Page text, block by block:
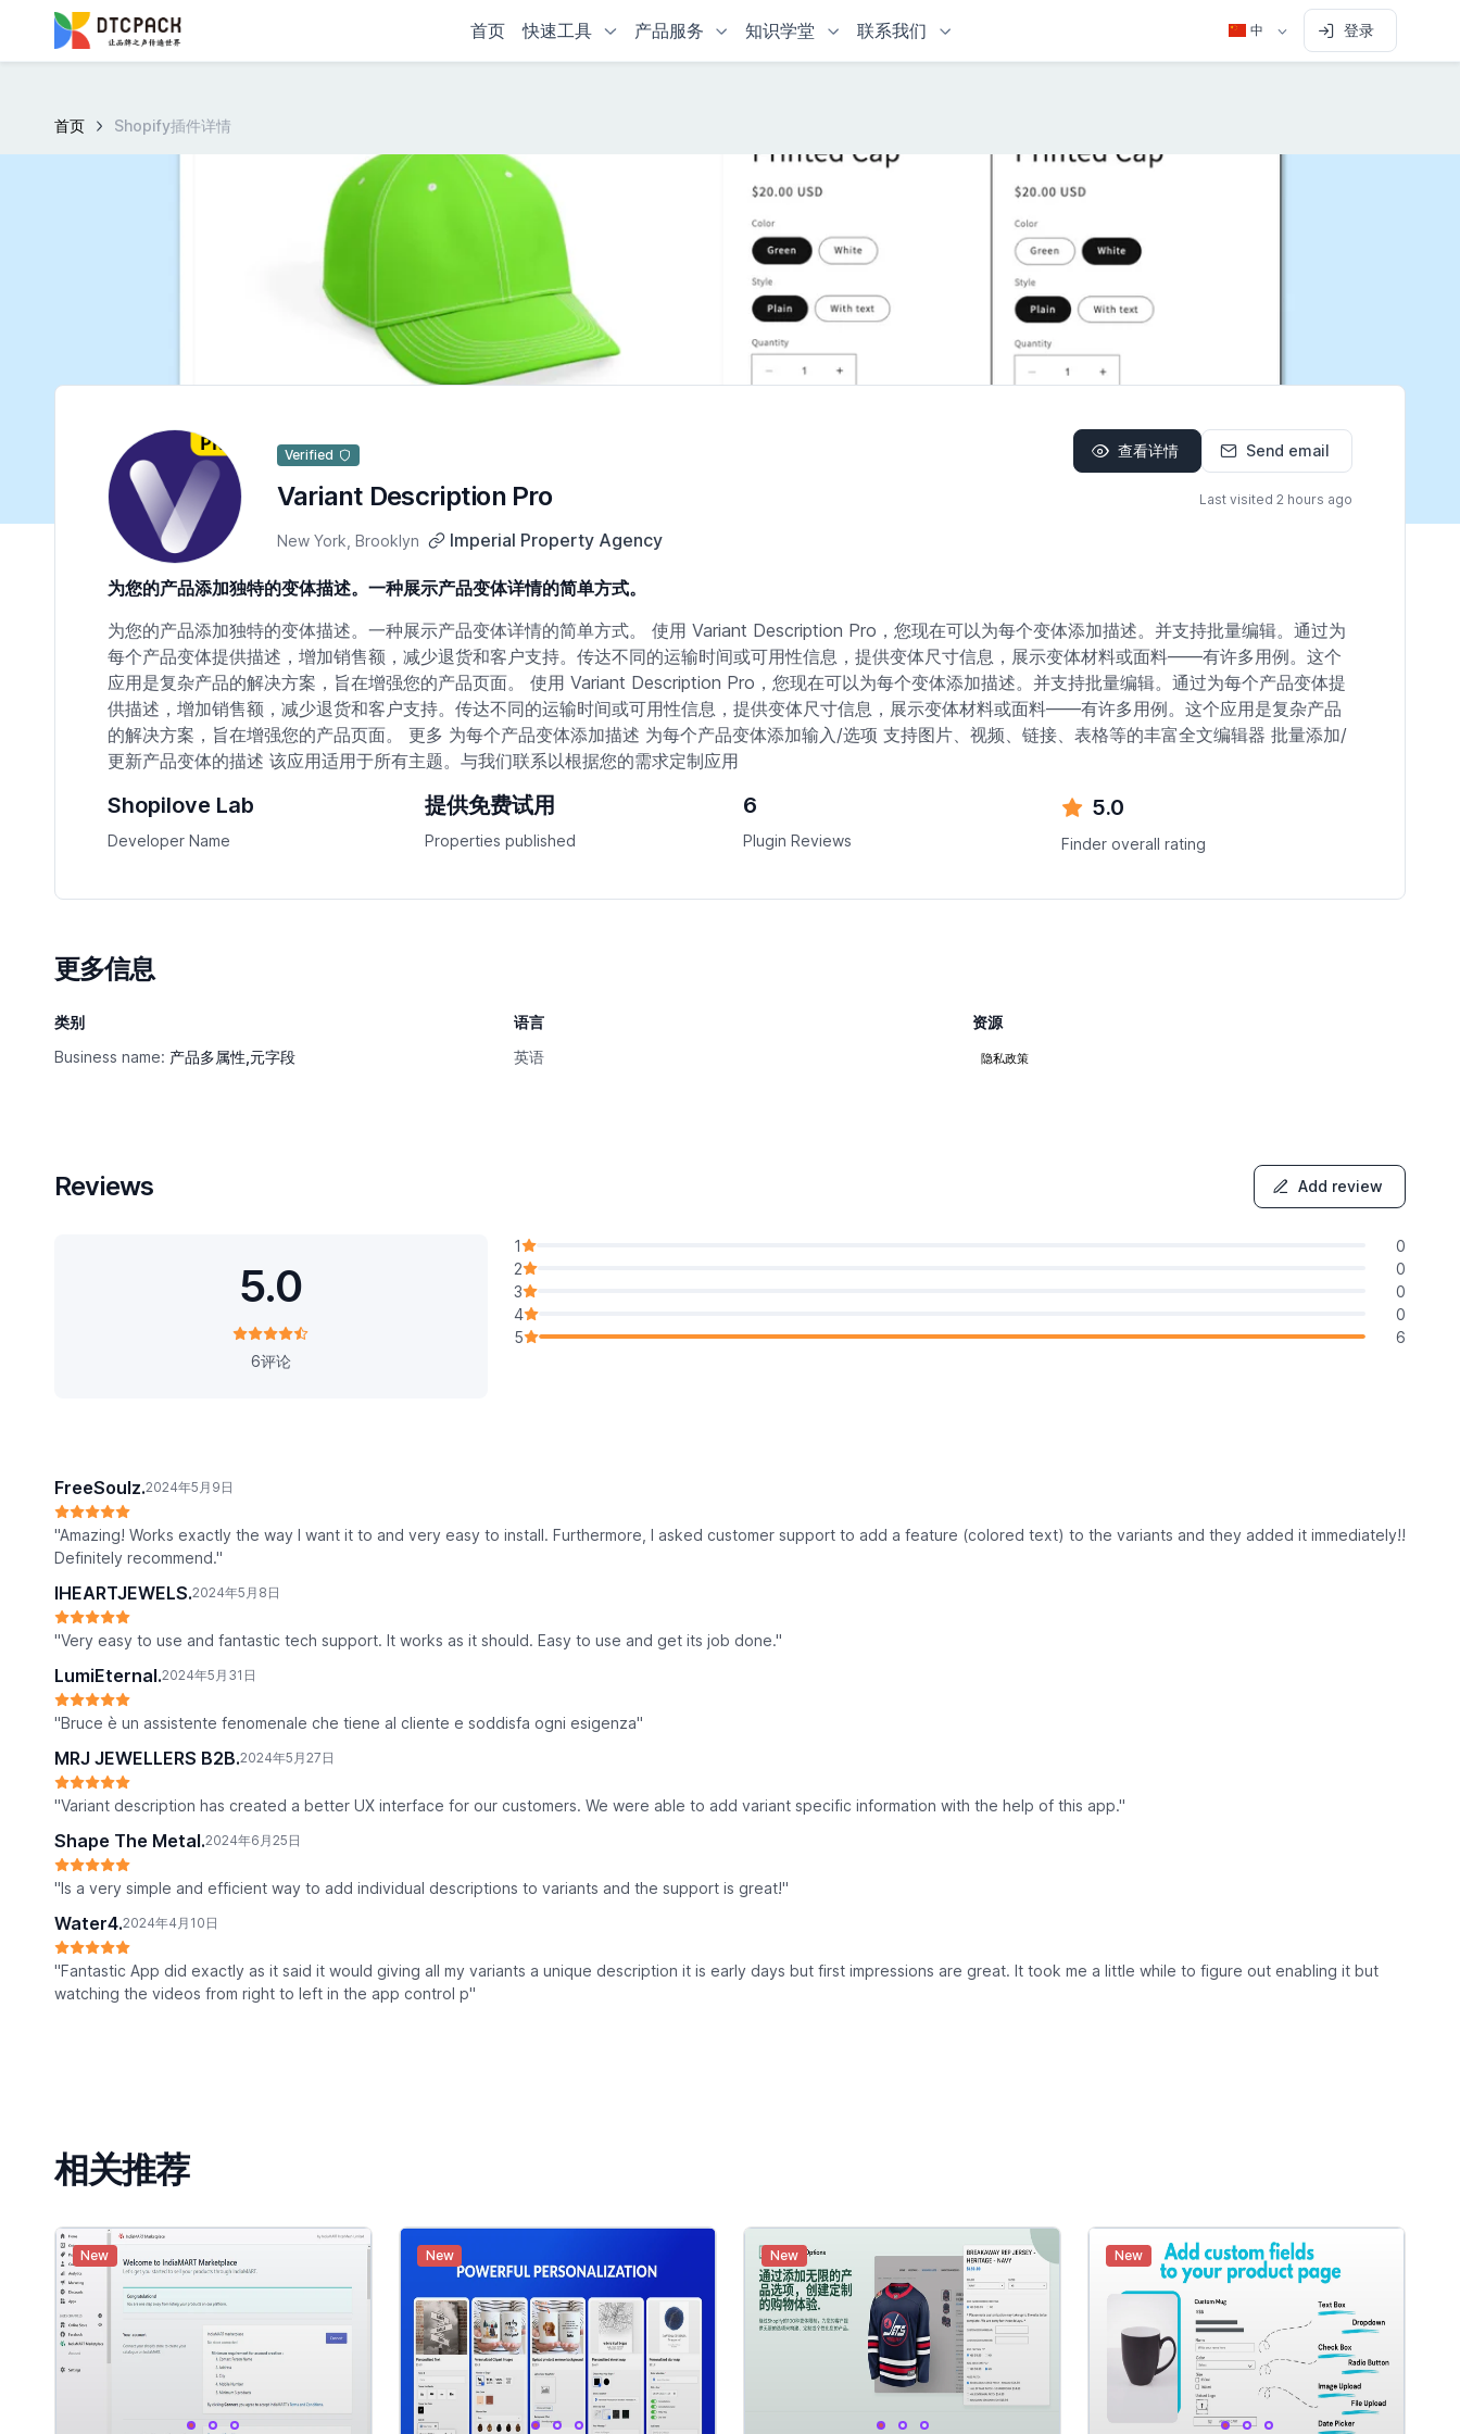
首页 快速工具 产品服务 知识学堂 联系我们 中 登录
首页 Shopify插件详情
Verified
Variant Description Pro
New York, Brooklyn Imperial Property Agency
查看详情 Send email
Last visited 2 hours ago
为您的产品添加独特的变体描述。一种展示产品变体详情的简单方式。
为您的产品添加独特的变体描述。一种展示产品变体详情的简单方式。 使用 Variant Description Pro，您现在可以为每个变体添加描述。并支持批量编辑。通过为
每个产品变体提供描述，增加销售额，减少退货和客户支持。传达不同的运输时间或可用性信息，提供变体尺寸信息，展示变体材料或面料——有许多用例。这个
应用是复杂产品的解决方案，旨在增强您的产品页面。 使用 Variant Description Pro，您现在可以为每个变体添加描述。并支持批量编辑。通过为每个产品变体提
供描述，增加销售额，减少退货和客户支持。传达不同的运输时间或可用性信息，提供变体尺寸信息，展示变体材料或面料——有许多用例。这个应用是复杂产品
的解决方案，旨在增强您的产品页面。 更多 为每个产品变体添加描述 为每个产品变体添加输入/选项 支持图片、视频、链接、表格等的丰富全文编辑器 批量添加/
更新产品变体的描述 该应用适用于所有主题。与我们联系以根据您的需求定制应用
Shopilove Lab
Developer Name
提供免费试用
Properties published
6
Plugin Reviews
5.0
Finder overall rating
更多信息
类别
Business name: 产品多属性,元字段
语言
英语
资源
隐私政策
Reviews Add review
5.0
6评论
1
0
2
0
3
0
4
0
5
6
FreeSoulz.2024年5月9日
"Amazing! Works exactly the way I want it to and very easy to install. Furthermore, I asked customer support to add a feature (colored text) to the variants and they added it immediately!!
Definitely recommend."
IHEARTJEWELS.2024年5月8日
"Very easy to use and fantastic tech support. It works as it should. Easy to use and get its job done."
LumiEternal.2024年5月31日
"Bruce è un assistente fenomenale che tiene al cliente e soddisfa ogni esigenza"
MRJ JEWELLERS B2B.2024年5月27日
"Variant description has created a better UX interface for our customers. We were able to add variant specific information with the help of this app."
Shape The Metal.2024年6月25日
"Is a very simple and efficient way to add individual descriptions to variants and the support is great!"
Water4.2024年4月10日
"Fantastic App did exactly as it said it would giving all my variants a unique description it is early days but first impressions are great. It took me a little while to figure out enabling it but
watching the videos from right to left in the app control p"
相关推荐
New New New New